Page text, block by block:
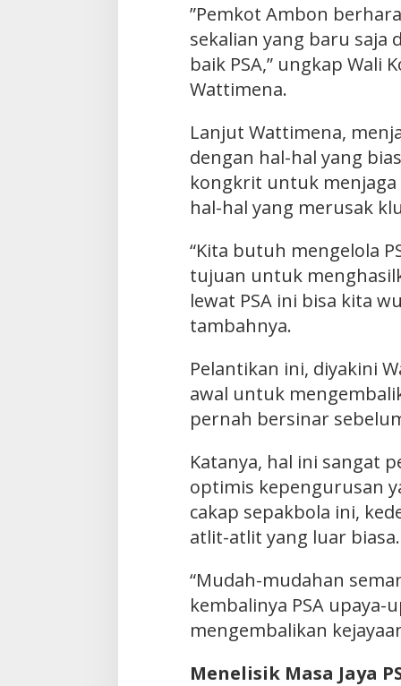
”Pemkot Ambon
sekalian yang baru saja
baik PSA,” ungkap Wali
Wattimena.
Lanjut Wattimena,
dengan hal-hal yang
kongkrit untuk
hal-hal yang merusak
“Kita butuh mengelola
tujuan untuk
lewat PSA ini bisa kita
tambahnya.
Pelantikan ini, diyakini
awal untuk
pernah bersinar
Katanya, hal ini sangat
optimis kepengurusan
cakap sepakbola ini,
atlit-atlit yang luar biasa.
“Mudah-mudahan
kembalinya PSA upaya-
mengembalikan
Menelisik Masa Jaya